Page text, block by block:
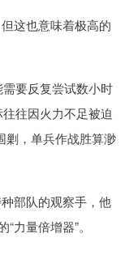
这也意味着极高的
要反复尝试数小时
往因火力不足被迫
剿，单兵作战胜算渺
部队的观察手，他
力量倍增器”。